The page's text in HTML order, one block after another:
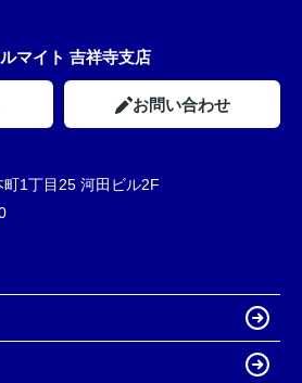
マイト 吉祥寺支店
お問い合わせ
1丁目25 河田ビル2F